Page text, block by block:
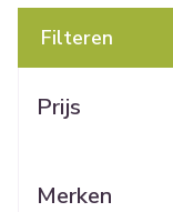
Filteren
Prijs
Merken